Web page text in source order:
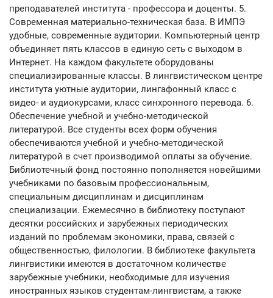
преподавателей института - профессора и доценты. 5.
Современная материально-техническая база. В ИМПЭ
удобные, современные аудитории. Компьютерный центр
объединяет пять классов в единую сеть с выходом в
Интернет. На каждом факультете оборудованы
специализированные классы. В лингвистическом центре
института уютные аудитории, лингафонный класс с
видео- и аудиокурсами, класс синхронного перевода. 6.
Обеспечение учебной и учебно-методической
литературой. Все студенты всех форм обучения
обеспечиваются учебной и учебно-методической
литературой в счет производимой оплаты за обучение.
Библиотечный фонд постоянно пополняется новейшими
учебниками по базовым профессиональным,
специальным дисциплинам и дисциплинам
специализации. Ежемесячно в библиотеку поступают
десятки российских и зарубежных периодических
изданий по проблемам экономики, права, связей с
общественностью, филологии. В библиотеке факультета
лингвистики имеются в достаточном количестве
зарубежные учебники, необходимые для изучения
иностранных языков студентам-лингвистам, а также